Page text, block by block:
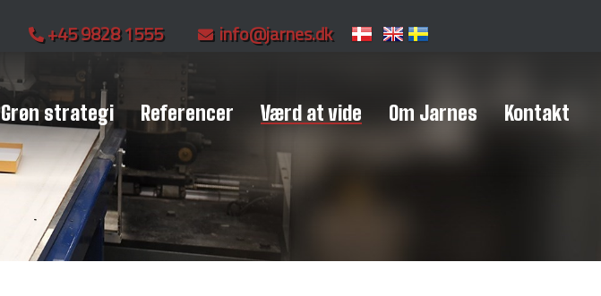
+45 9828 1555 info@jarnes.dk
Grøn strategi Referencer Værd at vide Om Jarnes Kontakt